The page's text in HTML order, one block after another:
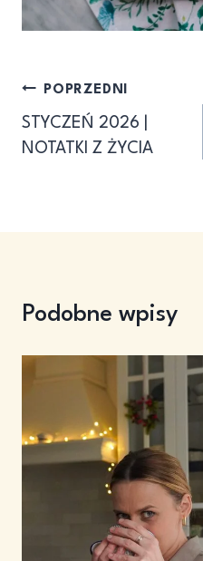
Nawigacja
wpisu
POPRZEDNI
STYCZEŃ 2026 |
NOTATKI Z ŻYCIA
Podobne wpisy